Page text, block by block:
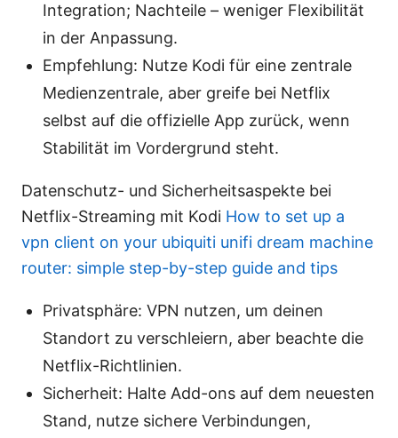
Integration; Nachteile – weniger Flexibilität
in der Anpassung.
Empfehlung: Nutze Kodi für eine zentrale
Medienzentrale, aber greife bei Netflix
selbst auf die offizielle App zurück, wenn
Stabilität im Vordergrund steht.
Datenschutz- und Sicherheitsaspekte bei
Netflix-Streaming mit Kodi How to set up a
vpn client on your ubiquiti unifi dream machine
router: simple step-by-step guide and tips
Privatsphäre: VPN nutzen, um deinen
Standort zu verschleiern, aber beachte die
Netflix-Richtlinien.
Sicherheit: Halte Add-ons auf dem neuesten
Stand, nutze sichere Verbindungen,